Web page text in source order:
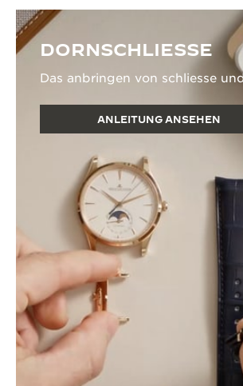
DORNSCHLIESSE
Das anbringen von schliesse
ANLEITUNG ANSEHEN